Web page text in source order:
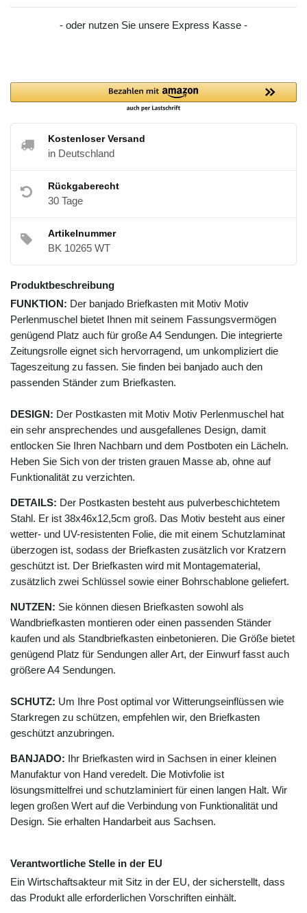
- oder nutzen Sie unsere Express Kasse -
Kostenloser Versand
in Deutschland
Rückgaberecht
30 Tage
Artikelnummer
BK 10265 WT
Produktbeschreibung
FUNKTION: Der banjado Briefkasten mit Motiv Motiv
Perlenmuschel bietet Ihnen mit seinem Fassungsvermögen
genügend Platz auch für große A4 Sendungen. Die integrierte
Zeitungsrolle eignet sich hervorragend, um unkompliziert die
Tageszeitung zu fassen. Sie finden bei banjado auch den
passenden Ständer zum Briefkasten.
DESIGN: Der Postkasten mit Motiv Motiv Perlenmuschel hat
ein sehr ansprechendes und ausgefallenes Design, damit
entlocken Sie Ihren Nachbarn und dem Postboten ein Lächeln.
Heben Sie Sich von der tristen grauen Masse ab, ohne auf
Funktionalität zu verzichten.
DETAILS: Der Postkasten besteht aus pulverbeschichtetem
Stahl. Er ist 38x46x12,5cm groß. Das Motiv besteht aus einer
wetter- und UV-resistenten Folie, die mit einem Schutzlaminat
überzogen ist, sodass der Briefkasten zusätzlich vor Kratzern
geschützt ist. Der Briefkasten wird mit Montagematerial,
zusätzlich zwei Schlüssel sowie einer Bohrschablone geliefert.
NUTZEN: Sie können diesen Briefkasten sowohl als
Wandbriefkasten montieren oder einen passenden Ständer
kaufen und als Standbriefkasten einbetonieren. Die Größe bietet
genügend Platz für Sendungen aller Art, der Einwurf fasst auch
größere A4 Sendungen.
SCHUTZ: Um Ihre Post optimal vor Witterungseinflüssen wie
Starkregen zu schützen, empfehlen wir, den Briefkasten
geschützt anzubringen.
BANJADO: Ihr Briefkasten wird in Sachsen in einer kleinen
Manufaktur von Hand veredelt. Die Motivfolie ist
lösungsmittelfrei und schutzlaminiert für einen langen Halt. Wir
legen großen Wert auf die Verbindung von Funktionalität und
Design. Sie erhalten Handarbeit aus Sachsen.
Verantwortliche Stelle in der EU
Ein Wirtschaftsakteur mit Sitz in der EU, der sicherstellt, dass
das Produkt alle erforderlichen Vorschriften einhält.